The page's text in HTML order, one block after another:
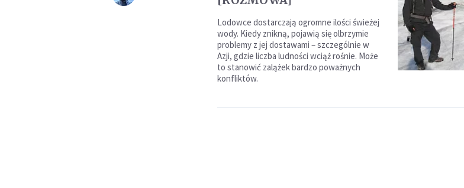
Lodowce dostarczają ogromne ilości świeżej
wody. Kiedy znikną, pojawią się olbrzymie
problemy z jej dostawami – szczególnie w
Azji, gdzie liczba ludności wciąż rośnie. Może
to stanowić zalążek bardzo poważnych
konfliktów.